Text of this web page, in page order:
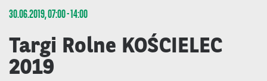
30.06.2019, 07:00 - 14:00
Targi Rolne KOŚCIELEC
2019